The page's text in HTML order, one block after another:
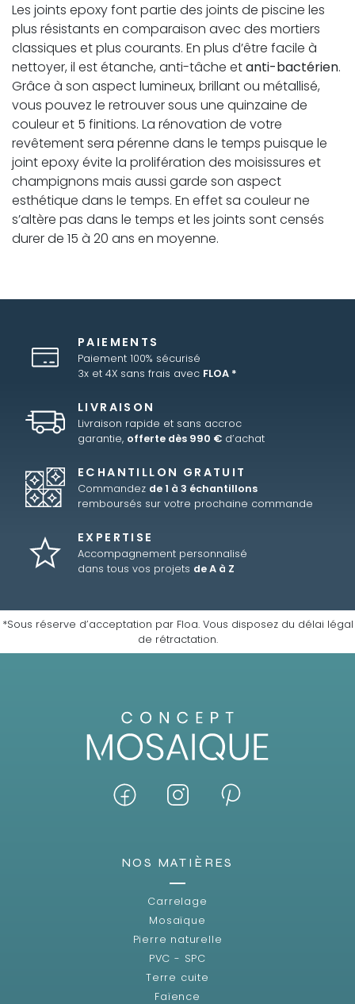
Les joints epoxy font partie des joints de piscine les
plus résistants en comparaison avec des mortiers
classiques et plus courants. En plus d’être facile à
nettoyer, il est étanche, anti-tâche etanti-bactérien.
Grâce à son aspect lumineux, brillant ou métallisé,
vous pouvez le retrouver sous une quinzaine de
couleur et 5 finitions. La rénovation de votre
revêtement sera pérenne dans le temps puisque le
joint epoxy évite la prolifération des moisissures et
champignons mais aussi garde son aspect
esthétique dans le temps. En effet sa couleur ne
s’altère pas dans le temps et les joints sont censés
durer de 15 à 20 ans en moyenne.
PAIEMENTS
Paiement 100% sécurisé
3x et 4X sans frais avec FLOA *
LIVRAISON
Livraison rapide et sans accroc
garantie, offerte dès 990 € d’achat
ECHANTILLON GRATUIT
Commandez de 1 à 3 échantillons
remboursés sur votre prochaine commande
EXPERTISE
Accompagnement personnalisé
dans tous vos projets de A à Z
*Sous réserve d’acceptation par Floa. Vous disposez du délai légal
de rétractation.
NOS MATIÈRES
Carrelage
Mosaïque
Pierre naturelle
PVC - SPC
Terre cuite
Faïence